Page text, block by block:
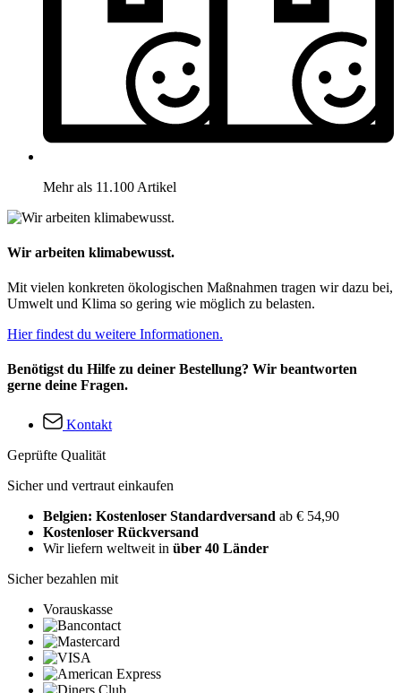
Mehr als 11.100 Artikel
Wir arbeiten klimabewusst.
Mit vielen konkreten ökologischen Maßnahmen tragen wir dazu bei,
Umwelt und Klima so gering wie möglich zu belasten.
Hier findest du weitere Informationen.
Benötigst du Hilfe zu deiner Bestellung? Wir beantworten
gerne deine Fragen.
Kontakt
Geprüfte Qualität
Sicher und vertraut einkaufen
Belgien: Kostenloser Standardversand ab € 54,90
Kostenloser Rückversand
Wir liefern weltweit in über 40 Länder
Sicher bezahlen mit
Vorauskasse